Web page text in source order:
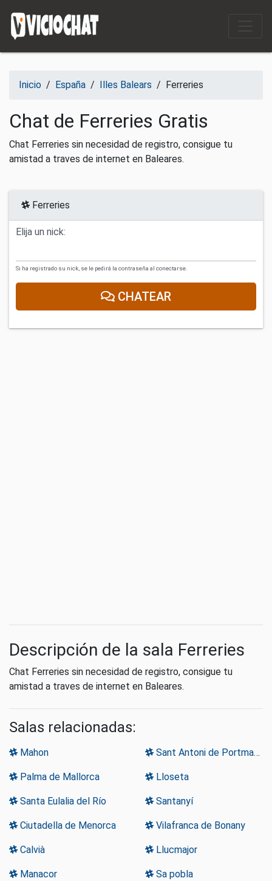
Inicio / España / Illes Balears / Ferreries
Chat de Ferreries Gratis
Chat Ferreries sin necesidad de registro, consigue tu
amistad a traves de internet en Baleares.
Ferreries
Elija un nick:
Si ha registrado su nick, se le pedirá la contraseña al conectarse.
CHATEAR
Descripción de la sala Ferreries
Chat Ferreries sin necesidad de registro, consigue tu
amistad a traves de internet en Baleares.
Salas relacionadas:
Mahon Sant Antoni de Portmany
Palma de Mallorca Lloseta
Santa Eulalia del Río Santanyí
Ciutadella de Menorca Vilafranca de Bonany
Calvià Llucmajor
Manacor Sa pobla